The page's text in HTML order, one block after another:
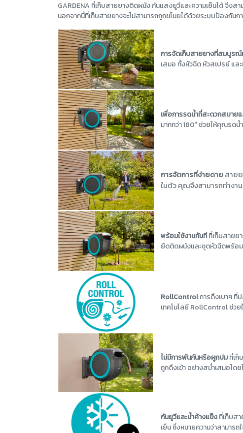
GARDENA ที่เก็บสายยางติดผนัง กันแสงยูวีและความเย็นได้ จึง
นอกจากนี้ที่เก็บสายยางจะไม่สามารถถูกขโมยได้ด้วยระบบป้องกั
การจัดเก็บสายยางที่สมบูร
เสมอ ทั้งหัวฉีด หัวสเปรย์ แ
เพื่อการรดน้ำที่สะดวกสบาย
มากกว่า 180° ช่วยให้คุณรด
การจัดการที่ง่ายดายสาย
ในตัว คุณจึงสามารถทำงา
พร้อมใช้งานทันทีที่เก็บสายย
ยึดติดผนังและชุดหัวฉีดพร้อ
RollControlการดึงเบาๆ ที่
เทคโนโลยี RollControl ช่ว
ไม่มีการพันกันหรือผูกปมที่เก็
ถูกดึงเข้า อย่างสม่ำเสมอโด
กันยูวีและน้ำค้างแข็งที่เก็บส
เย็น ซึ่งหมายความว่าสามาร